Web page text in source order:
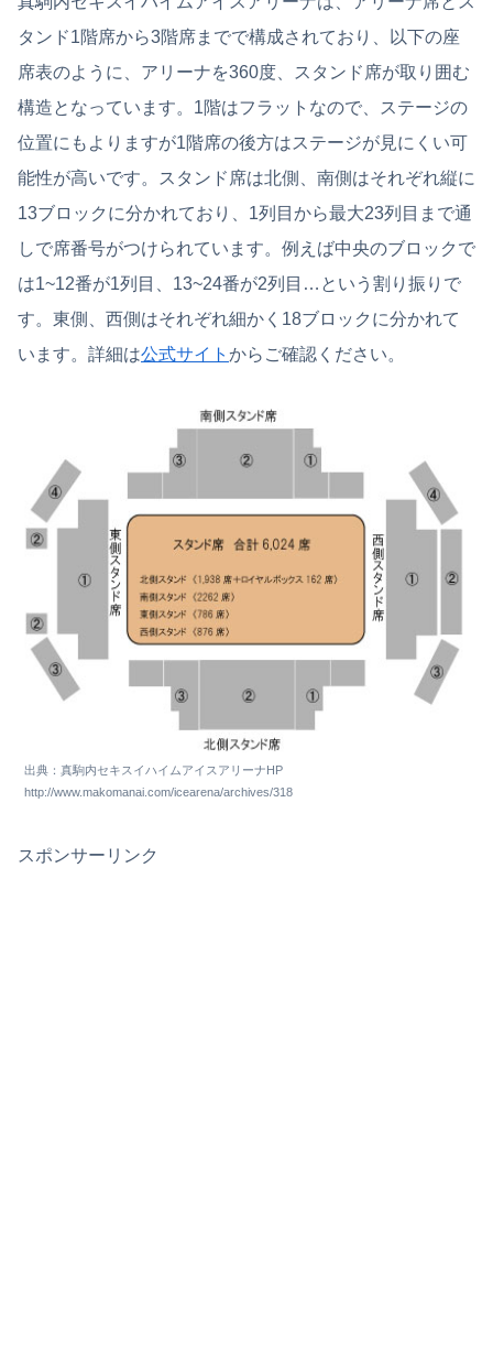
タンド1階席から3階席までで構成されており、以下の座
席表のように、アリーナを360度、スタンド席が取り囲む
構造となっています。1階はフラットなので、ステージの
位置にもよりますが1階席の後方はステージが見にくい可
能性が高いです。スタンド席は北側、南側はそれぞれ縦に
13ブロックに分かれており、1列目から最大23列目まで通
しで席番号がつけられています。例えば中央のブロックで
は1~12番が1列目、13~24番が2列目…という割り振りで
す。東側、西側はそれぞれ細かく18ブロックに分かれて
います。詳細は公式サイト からご確認ください。
出典：真駒内セキスイハイムアイスアリーナHP
http://www.makomanai.com/icearena/archives/318
スポンサーリンク